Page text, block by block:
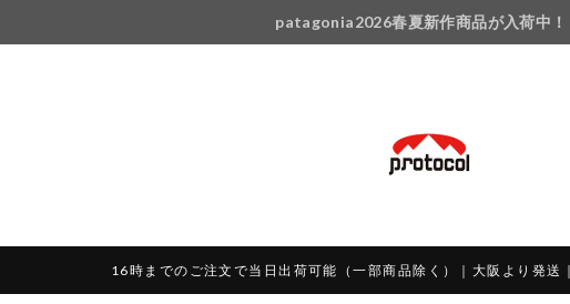
patagonia2026春夏新作商品が入荷中！
16時までのご注文で当日出荷可能（一部商品除く）｜大阪より発